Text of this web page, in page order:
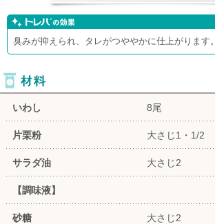
臭みが抑えられ、タレがつややかに仕上がります。
いわし 8尾
片栗粉 大さじ1・1/2
サラダ油 大さじ2
【調味液】
砂糖 大さじ2